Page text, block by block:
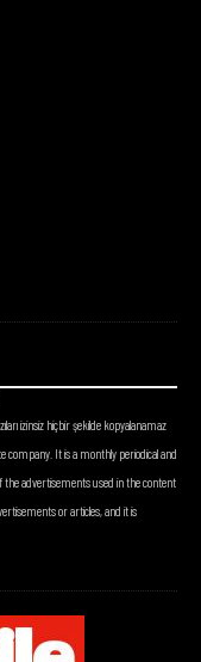
izinsiz hiçbir şekilde kopyalanamaz
company. It is a monthly periodical and
the advertisements used in the content
or articles, and it is